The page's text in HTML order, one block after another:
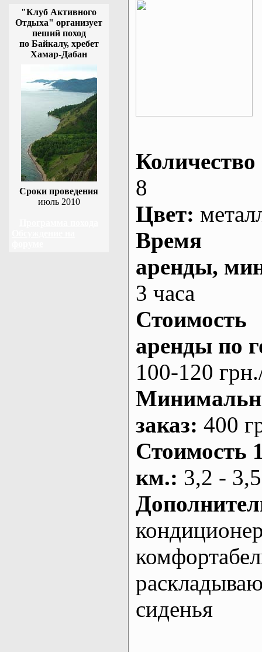
"Клуб Активного
Отдыха" организует
пеший поход
по Байкалу, хребет
Хамар-Дабан
Сроки проведения
июль 2010
Количество
8
Цвет:
Время
аренды,
3 часа
Стоимость
аренды по
100-120
заказ: 400
Стоимость
км.: 3,2 -
сиденья